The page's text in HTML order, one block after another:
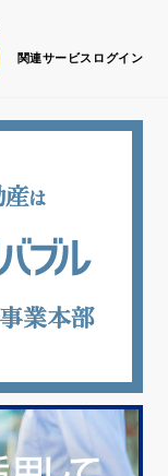
関連サービス ログイン